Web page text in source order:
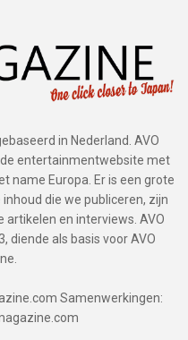
in Nederland. AVO
entertainmentwebsite met
name Europa. Er is een grote
die we publiceren, zijn
en interviews. AVO
diende als basis voor AVO
Samenwerkingen: